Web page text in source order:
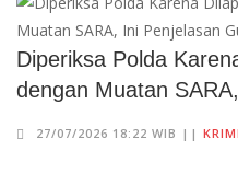
Diperiksa Polda
dengan Muatan
27/07/2026 18:22 WIB ||